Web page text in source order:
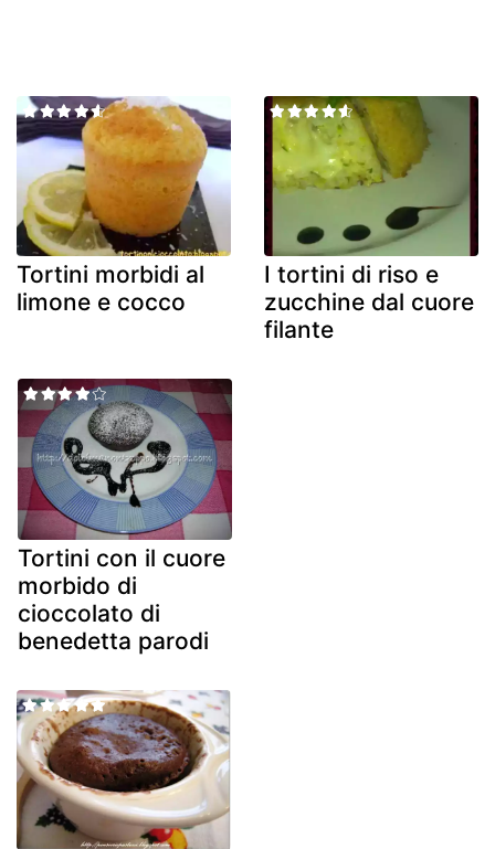
Tortini morbidi al
limone e cocco
I tortini di riso e
zucchine dal cuore
filante
Tortini con il cuore
morbido di
cioccolato di
benedetta parodi